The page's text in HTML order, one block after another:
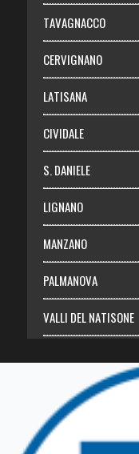
Chi siamo
Abbonati
Login
TAVAGNACCO
CERVIGNANO
LATISANA
CIVIDALE
S. DANIELE
LIGNANO
MANZANO
PALMANOVA
VALLI DEL NATISONE
TRICESIMO
TARCENTO